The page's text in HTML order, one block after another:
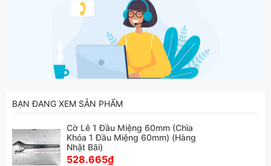
BẠN ĐANG XEM SẢN PHẨM
Cờ Lê 1 Đầu Miệng 60mm (Chìa
Khóa 1 Đầu Miệng 60mm) (Hàng
Nhật Bãi)
528.665₫